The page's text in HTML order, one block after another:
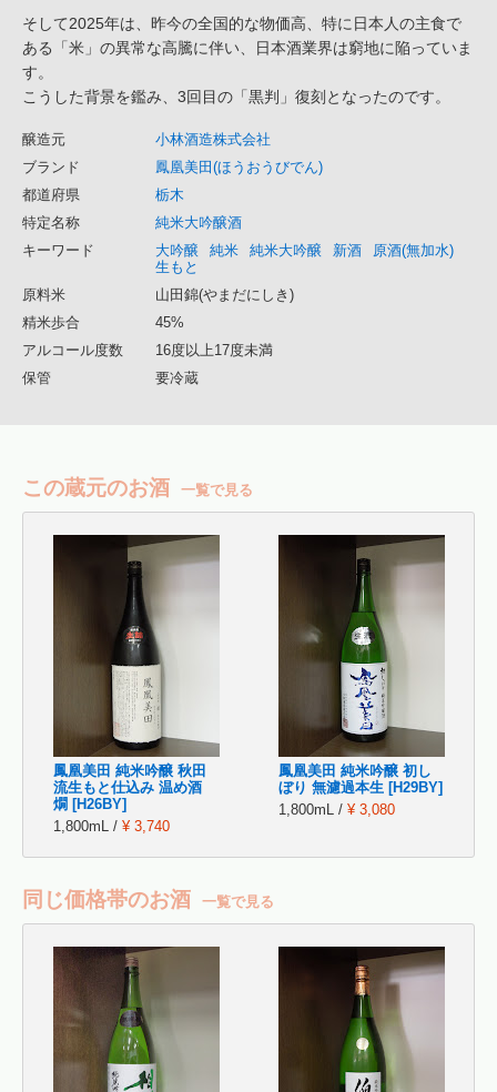
そして2025年は、昨今の全国的な物価高、特に日本人の主食で
ある「米」の異常な高騰に伴い、日本酒業界は窮地に陥っていま
す。
こうした背景を鑑み、3回目の「黒判」復刻となったのです。
醸造元
小林酒造株式会社
ブランド
鳳凰美田(ほうおうびでん)
都道府県
栃木
特定名称
純米大吟醸酒
キーワード
大吟醸 純米 純米大吟醸 新酒
原酒(無加水)
生もと
原料米
山田錦(やまだにしき)
精米歩合
45%
アルコール度数
16度以上17度未満
保管
要冷蔵
この蔵元のお酒 一覧で見る
鳳凰美田 純米吟醸 秋田
流生もと仕込み 温め酒
燗 [H26BY]
1,800mL / ¥ 3,740
鳳凰美田 純米吟醸 初し
ぼり 無濾過本生 [H29BY]
1,800mL / ¥ 3,080
同じ価格帯のお酒 一覧で見る